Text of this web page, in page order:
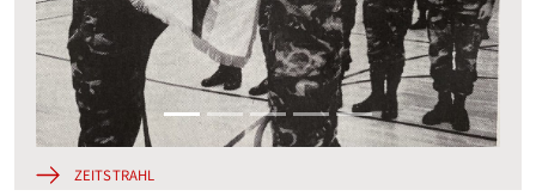
ZEITSTRAHL